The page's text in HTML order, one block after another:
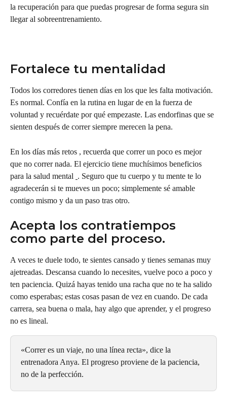
la recuperación para que puedas progresar de forma segura sin
llegar al sobreentrenamiento.
Fortalece tu mentalidad
Todos los corredores tienen días en los que les falta motivación.
Es normal. Confía en la rutina en lugar de en la fuerza de
voluntad y recuérdate por qué empezaste. Las endorfinas que se
sienten después de correr siempre merecen la pena.
En los días más retos , recuerda que correr un poco es mejor
que no correr nada. El ejercicio tiene muchísimos beneficios
para la salud mental . Seguro que tu cuerpo y tu mente te lo
agradecerán si te mueves un poco; simplemente sé amable
contigo mismo y da un paso tras otro.
Acepta los contratiempos
como parte del proceso.
A veces te duele todo, te sientes cansado y tienes semanas muy
ajetreadas. Descansa cuando lo necesites, vuelve poco a poco y
ten paciencia. Quizá hayas tenido una racha que no te ha salido
como esperabas; estas cosas pasan de vez en cuando. De cada
carrera, sea buena o mala, hay algo que aprender, y el progreso
no es lineal.
«Correr es un viaje, no una línea recta», dice la
entrenadora Anya. El progreso proviene de la paciencia,
no de la perfección.